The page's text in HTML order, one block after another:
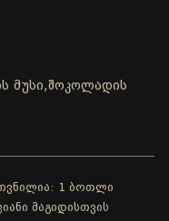
მუსი,შოკოლადის
1 ბოთლი
მაგიდისთვის